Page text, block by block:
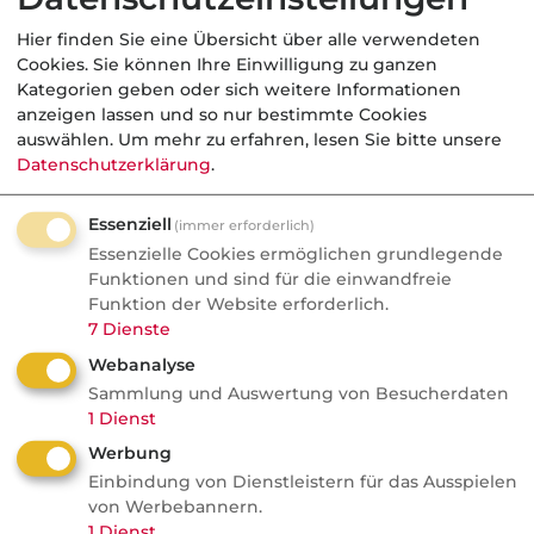
ob dieser Lead von uns telefonisch
überprüft wurde,
Anzahl der Mitarbeiter (bei Betrieben),
Jahresumsatz,
die genaue Anfrage des Interessenten,
ob Interesse an weiteren
Versicherungsprodukten besteht,
ob dem Interessenten zu seiner Anfrage
weitere Angebote vorliegen,
wann der Interessent am besten
erreichbar ist.
In der Spalte
Verkaufsstatus des Leads  es kann sich
entweder um eine Auktion oder Jetzt kaufen
handeln  abhängig vom Status werden
Hier finden Sie eine Übersicht über alle verwendeten
Cookies. Sie können Ihre Einwilligung zu ganzen
Kategorien geben oder sich weitere Informationen
anzeigen lassen und so nur bestimmte Cookies
auswählen. Um mehr zu erfahren, lesen Sie bitte unsere
Datenschutzerklärung.
Essenziell (immer erforderlich)
Essenzielle Cookies ermöglichen grundlegende
Funktionen und sind für die einwandfreie
Funktion der Website erforderlich.
7 Dienste
Webanalyse
Sammlung und Auswertung von Besucherdaten
1 Dienst
Werbung
Einbindung von Dienstleistern für das Ausspielen
von Werbebannern.